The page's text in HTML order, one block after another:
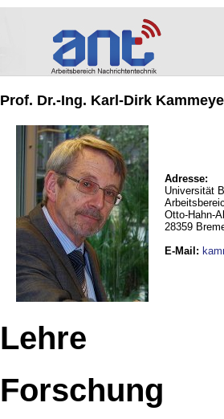
Prof. Dr.-Ing. Karl-Dirk
Adresse:
Universität
Otto-Hahn-
28359
E-Mail :
Lehre
Forschung